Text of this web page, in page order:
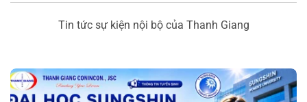
Tin tức sự kiện nội bộ của Thanh Giang